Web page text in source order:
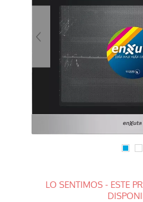
LO SENTIMOS - ESTE